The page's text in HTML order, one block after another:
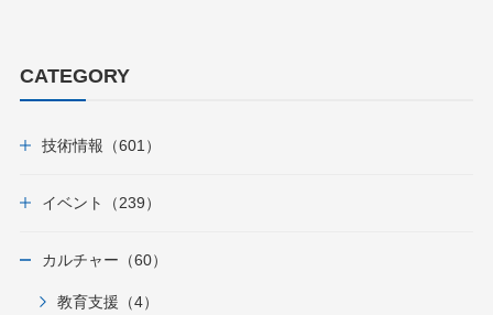
CATEGORY
技術情報（601）
イベント（239）
カルチャー（60）
教育支援（4）